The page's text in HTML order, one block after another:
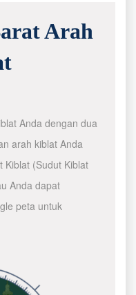
Arah
Anda dengan dua
arah kiblat Anda
Kiblat (Sudut Kiblat
Anda dapat
peta untuk